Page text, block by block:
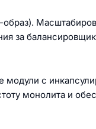
образ).
за
модули с
монолита и